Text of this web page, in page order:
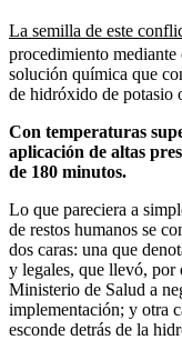
La semilla de este
procedimiento mediante
solución química que
de hidróxido de potasio
Con temperaturas
aplicación de altas
de 180 minutos.
Lo que pareciera a
de restos humanos se
dos caras: una que
y legales, que llevó, por
Ministerio de Salud a
implementación; y otra
esconde detrás de la